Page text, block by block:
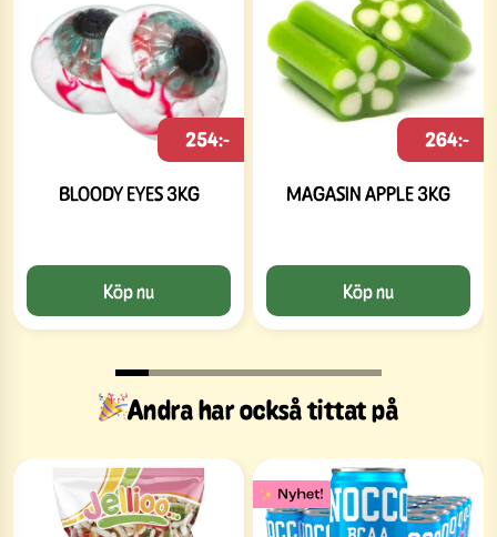
BLOODY EYES 3KG
254:-
Köp nu
MAGASIN APPLE 3KG
264:-
Köp nu
Andra har också tittat på